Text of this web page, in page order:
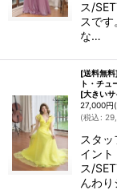
ス/
スで
な…
[送料無
ト・チュ
[大きい
27,000円
(税込 :
スタ
イント
ス/
んわ